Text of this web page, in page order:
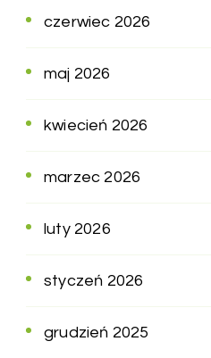
czerwiec 2026
maj 2026
kwiecień 2026
marzec 2026
luty 2026
styczeń 2026
grudzień 2025